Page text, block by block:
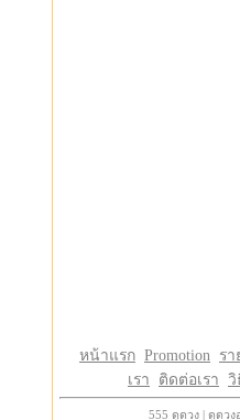
หน้าแรก Promotion ร
เรา
ติดต่อเรา วิ
555 ดูดวง ดูดวง